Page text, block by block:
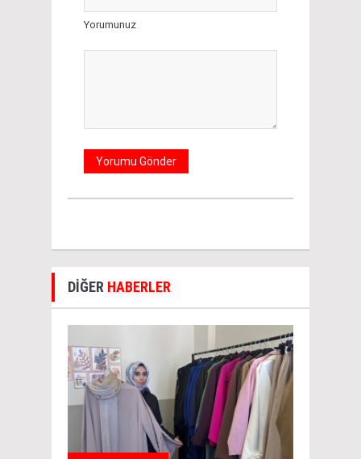
Yorumunuz
DİĞER HABERLER